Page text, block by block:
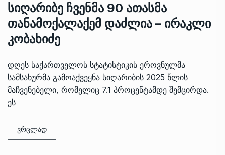
სიღარიბე ჩვენმა 90 ათასმა
თანამოქალაქემ დაძლია – ირაკლი
კობახიძე
დღეს საქართველოს სტატისტიკის ეროვნულმა
სამსახურმა გამოაქვეყნა სიღარიბის 2025 წლის
მაჩვენებელი, რომელიც 7.1 პროცენტამდე შემცირდა.
ეს
ვრცლად